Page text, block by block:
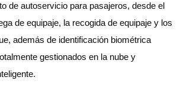
de autoservicio para pasajeros, desde el
de equipaje, la recogida de equipaje y los
además de identificación biométrica
gestionados en la nube y